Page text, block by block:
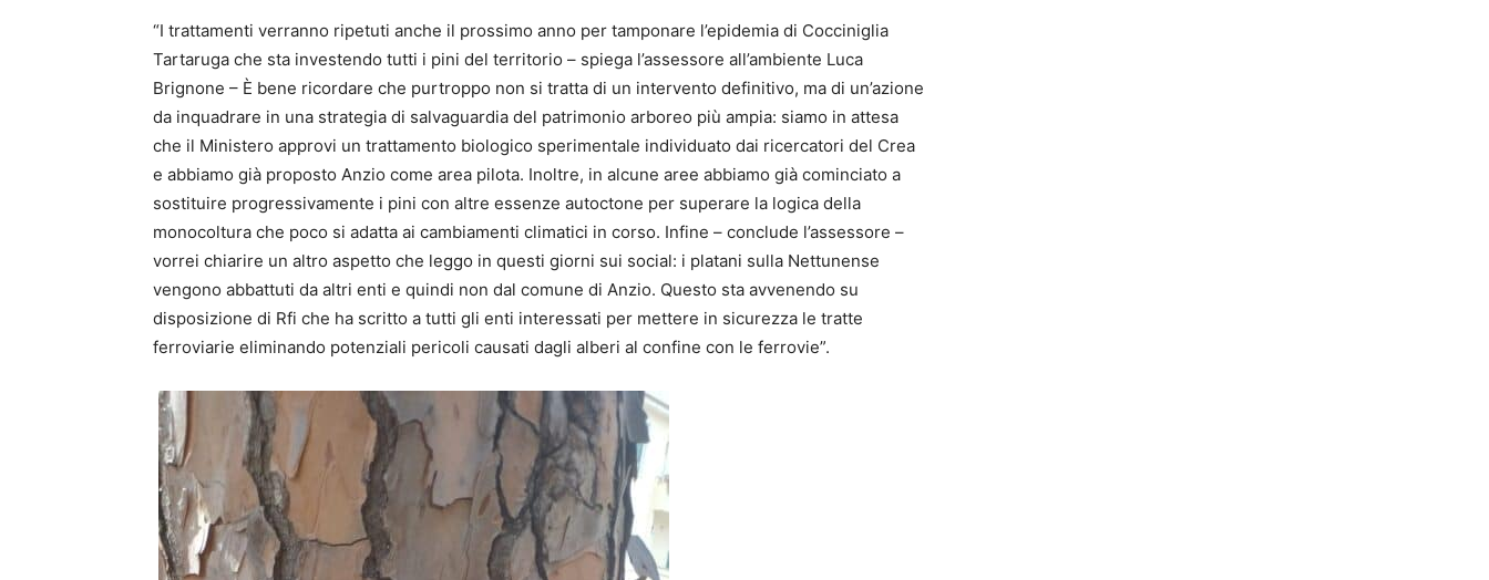
“I trattamenti verranno ripetuti anche il prossimo anno per tamponare l’epidemia di Cocciniglia
Tartaruga che sta investendo tutti i pini del territorio – spiega l’assessore all’ambiente Luca
Brignone – È bene ricordare che purtroppo non si tratta di un intervento definitivo, ma di un’azione
da inquadrare in una strategia di salvaguardia del patrimonio arboreo più ampia: siamo in attesa
che il Ministero approvi un trattamento biologico sperimentale individuato dai ricercatori del Crea
e abbiamo già proposto Anzio come area pilota. Inoltre, in alcune aree abbiamo già cominciato a
sostituire progressivamente i pini con altre essenze autoctone per superare la logica della
monocoltura che poco si adatta ai cambiamenti climatici in corso. Infine – conclude l’assessore –
vorrei chiarire un altro aspetto che leggo in questi giorni sui social: i platani sulla Nettunense
vengono abbattuti da altri enti e quindi non dal comune di Anzio. Questo sta avvenendo su
disposizione di Rfi che ha scritto a tutti gli enti interessati per mettere in sicurezza le tratte
ferroviarie eliminando potenziali pericoli causati dagli alberi al confine con le ferrovie”.